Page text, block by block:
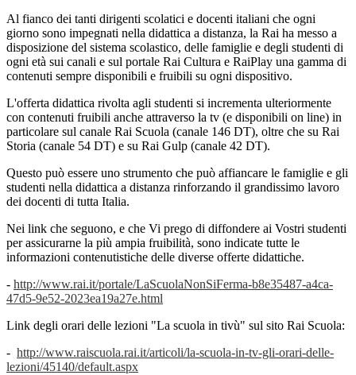
Al fianco dei tanti dirigenti scolatici e docenti italiani che ogni
giorno sono impegnati nella didattica a distanza, la Rai ha messo a
disposizione del sistema scolastico, delle famiglie e degli studenti di
ogni età sui canali e sul portale Rai Cultura e RaiPlay una gamma di
contenuti sempre disponibili e fruibili su ogni dispositivo.
L'offerta didattica rivolta agli studenti si incrementa ulteriormente
con contenuti fruibili anche attraverso la tv (e disponibili on line) in
particolare sul canale Rai Scuola (canale 146 DT), oltre che su Rai
Storia (canale 54 DT) e su Rai Gulp (canale 42 DT).
Questo può essere uno strumento che può affiancare le famiglie e gli
studenti nella didattica a distanza rinforzando il grandissimo lavoro
dei docenti di tutta Italia.
Nei link che seguono, e che Vi prego di diffondere ai Vostri studenti
per assicurarne la più ampia fruibilità, sono indicate tutte le
informazioni contenutistiche delle diverse offerte didattiche.
- http://www.rai.it/portale/LaScuolaNonSiFerma-b8e35487-a4ca-
47d5-9e52-2023ea19a27e.html
Link degli orari delle lezioni "La scuola in tivù" sul sito Rai Scuola:
- http://www.raiscuola.rai.it/articoli/la-scuola-in-tv-gli-orari-delle-
lezioni/45140/default.aspx